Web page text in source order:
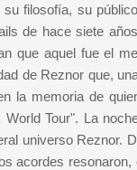
filosofía, su
de hace siete
que aquel fue el
de Reznor que,
la memoria de
Tour". La
universo Reznor.
acordes